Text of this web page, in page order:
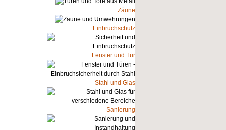
Zäune
Einbruchschutz
Fenster und Tür
Stahl und Glas
Sanierung